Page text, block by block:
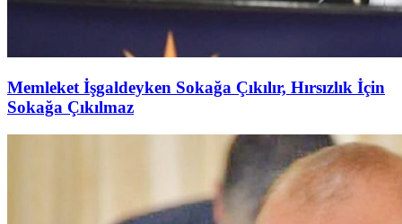
Memleket İşgaldeyken Sokağa Çıkılır, Hırsızlık İçin
Sokağa Çıkılmaz